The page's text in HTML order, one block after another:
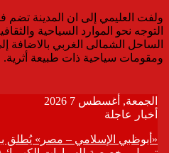
ولفت العليمي إلى ان المدينة
التوجه نحو الموارد السياحية
الساحل الشمالى الغربي بالاضافة
ومقومات سياحية ذات طبيعة أثرية.